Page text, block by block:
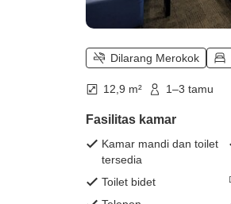
Dilarang Merokok
12,9 m² 1–3 tamu
Fasilitas kamar
Kamar mandi dan toilet
tersedia
Toilet bidet